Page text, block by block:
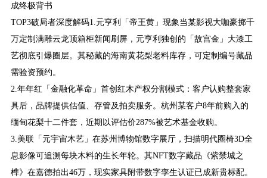
成终极背书
TOP3破局者深度解码1.元亨利「帝王黄」现象当某影视大咖豪掷千
万定制满雕云龙顶箱柜新闻刷屏，元亨利独创的「故宫金」大漆工
艺彻底引爆圈层。其秘藏的海南黄花梨老料库存，可定制编号藏品
需验资预约。
2.年年红「金融化革命」首创红木产权分割模式：客户认购整套家
具后，品牌提供估值、存管及拍卖服务。杭州某客户8年前购入的
缅甸花梨十二件套，近期以评估价287%被艺术基金收购。
3.美联「元宇宙木艺」在苏州博物馆数字展厅，扫描明代圈椅3D全
息影像可追溯每块木料的生长年轮。其NFT数字藏品《紫禁城之
榫》在嘉德拍出46万，现实家具附带数字孪生认证已成新贵标配。